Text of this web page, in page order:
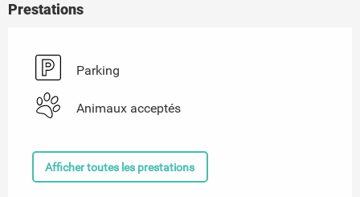
Prestations
Parking
Animaux acceptés
Afficher toutes les prestations